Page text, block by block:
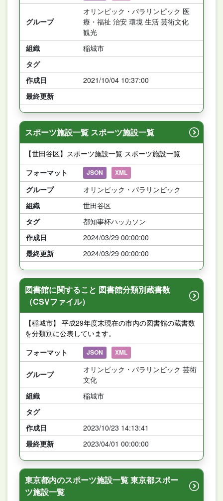
グループ
オリンピック・パラリンピック 医
療・福祉 治安 環境 生活 芸術文化
観光
組織
稲城市
タグ
作成日
2021/10/04 10:37:00
最終更新
スポーツ施設一覧 スポーツ施設一覧
【世田谷区】スポーツ施設一覧 スポーツ施設一覧
フォーマット
JSON XML
グループ
オリンピック・パラリンピック
組織
世田谷区
タグ
都知事杯ハッカソン
作成日
2024/03/29 00:00:00
最終更新
2024/03/29 00:00:00
図書館に関すること 図書館分類別蔵書数
（CSVファイル）
【稲城市】 平成29年度末現在の市内の図書館の蔵書数
を分類別に公表しています。
フォーマット
JSON XML
グループ
オリンピック・パラリンピック 芸術
文化
組織
稲城市
タグ
作成日
2023/10/23 14:13:41
最終更新
2023/04/01 00:00:00
東京都内のスポーツ施設一覧 東京都スポー
ツ施設一覧